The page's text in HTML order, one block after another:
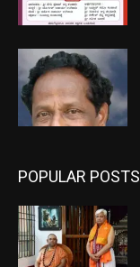
POPULAR POSTS